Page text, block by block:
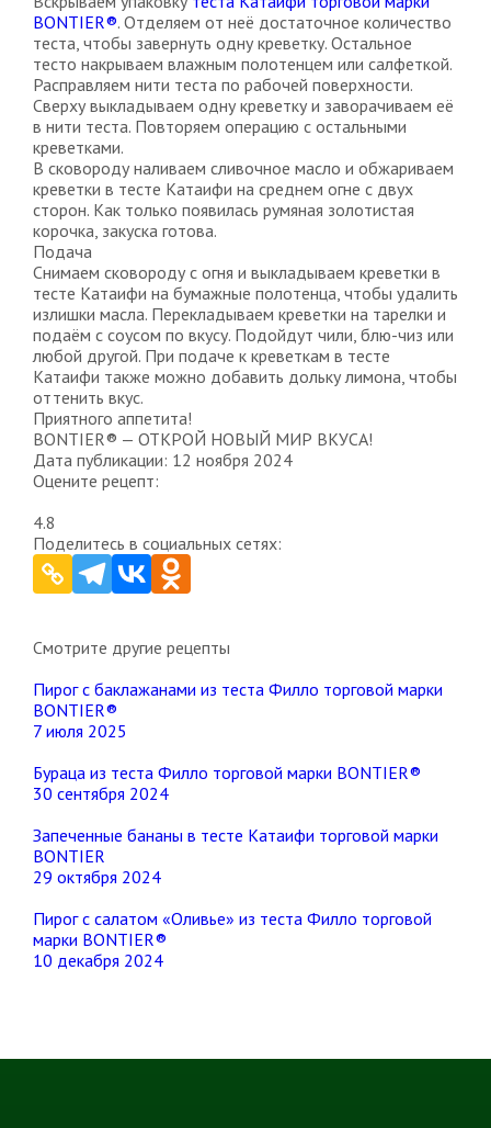
BONTIER®. Отделяем от неё достаточное количество
теста, чтобы завернуть одну креветку. Остальное
тесто накрываем влажным полотенцем или салфеткой.
Расправляем нити теста по рабочей поверхности.
Сверху выкладываем одну креветку и заворачиваем её
в нити теста. Повторяем операцию с остальными
креветками.
В сковороду наливаем сливочное масло и обжариваем
креветки в тесте Катаифи на среднем огне с двух
сторон. Как только появилась румяная золотистая
корочка, закуска готова.
Подача
Снимаем сковороду с огня и выкладываем креветки в
тесте Катаифи на бумажные полотенца, чтобы удалить
излишки масла. Перекладываем креветки на тарелки и
подаём с соусом по вкусу. Подойдут чили, блю-чиз или
любой другой. При подаче к креветкам в тесте
Катаифи также можно добавить дольку лимона, чтобы
оттенить вкус.
Приятного аппетита!
BONTIER® — ОТКРОЙ НОВЫЙ МИР ВКУСА!
Дата публикации: 12 ноября 2024
Оцените рецепт:
4.8
Поделитесь в социальных сетях:
Смотрите другие рецепты
Пирог с баклажанами из теста Филло торговой марки
BONTIER®
7 июля 2025
Бураца из теста Филло торговой марки BONTIER®
30 сентября 2024
Запеченные бананы в тесте Катаифи торговой марки
BONTIER
29 октября 2024
Пирог с салатом «Оливье» из теста Филло торговой
марки BONTIER®
10 декабря 2024